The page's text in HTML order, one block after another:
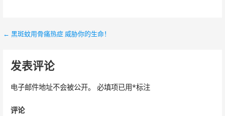
文
章
导
航
← 黑斑蚊用骨痛热症 威胁你的生命！
发表评论
电子邮件地址不会被公开。 必填项已用*标注
评论